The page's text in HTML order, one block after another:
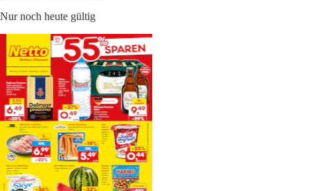
Nur noch heute gültig